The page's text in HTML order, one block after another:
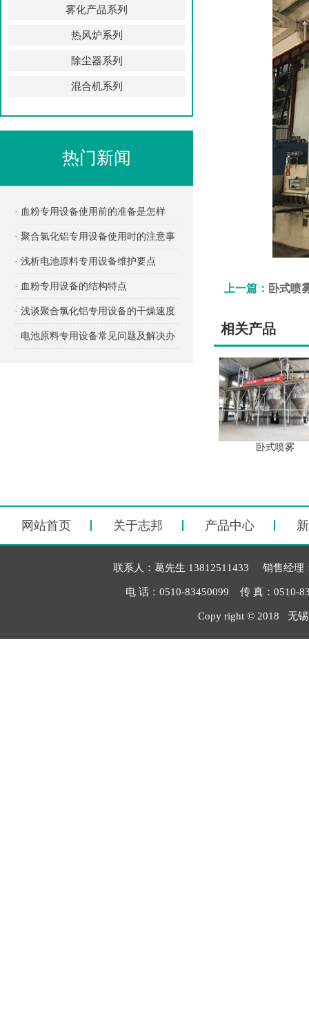
雾化产品系列
热风炉系列
除尘器系列
混合机系列
热门新闻
· 血粉专用设备使用前的准备是怎样
的？
· 聚合氯化铝专用设备使用时的注意事
项有哪些？
· 浅析电池原料专用设备维护要点
· 血粉专用设备的结构特点
· 浅谈聚合氯化铝专用设备的干燥速度
· 电池原料专用设备常见问题及解决办
上一篇： 卧式喷
相关产品
卧式喷雾
网站首页 关于志邦 产品中心
联系人：葛先生 13812511433 销售经理
电 话：0510-83450099 传 真：0510-
Copy right © 2018 无